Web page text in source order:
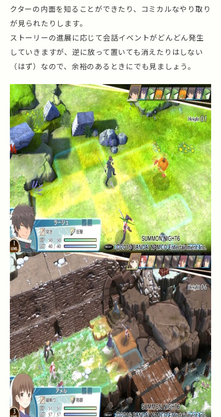
クターの内面を知ることができたり、コミカルなやり取り
が見られたりします。
ストーリーの進展に応じて会話イベントがどんどん発生
していきますが、逆に放って置いても消えたりはしない
（はず）なので、余裕のあるときにでも見ましょう。